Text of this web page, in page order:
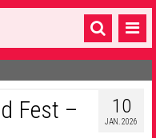
10
JAN. 2026
Fest –